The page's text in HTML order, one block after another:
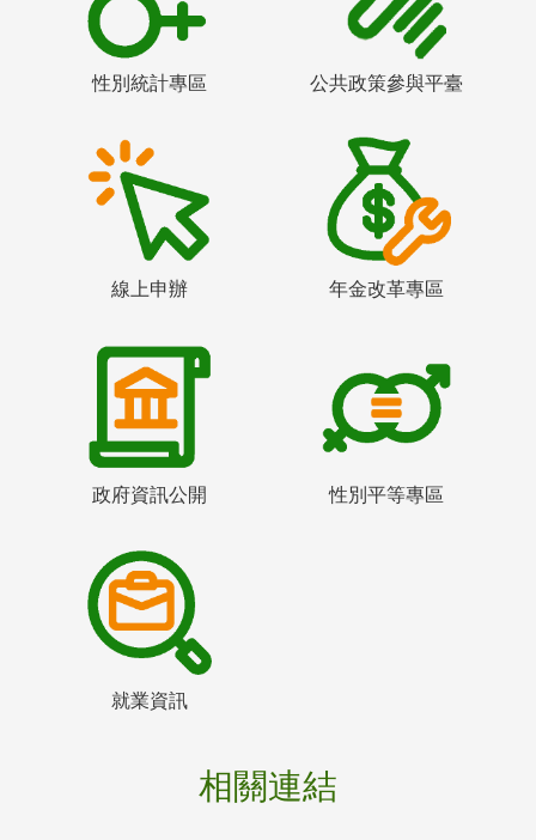
性別統計專區 公共政策參與平臺
線上申辦 年金改革專區
政府資訊公開 性別平等專區
就業資訊
相關連結